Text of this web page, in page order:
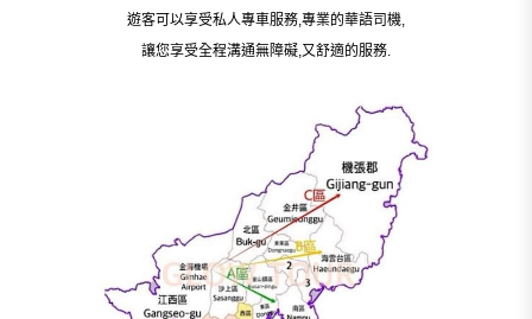
遊客可以享受私人專車服務,專業的華語司機,
讓您享受全程溝通無障礙,又舒適的服務.